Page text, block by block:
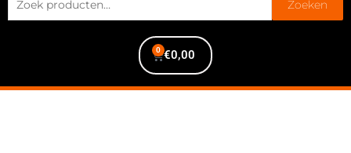
Zoeken
€0,00
0